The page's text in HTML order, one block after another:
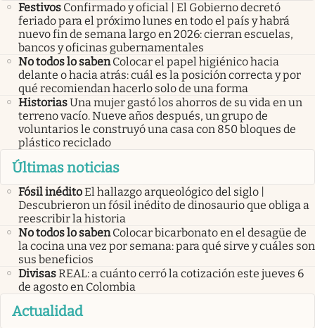
Festivos Confirmado y oficial | El Gobierno decretó
feriado para el próximo lunes en todo el país y habrá
nuevo fin de semana largo en 2026: cierran escuelas,
bancos y oficinas gubernamentales
No todos lo saben Colocar el papel higiénico hacia
delante o hacia atrás: cuál es la posición correcta y por
qué recomiendan hacerlo solo de una forma
HistoriasUna mujer gastó los ahorros de su vida en un
terreno vacío. Nueve años después, un grupo de
voluntarios le construyó una casa con 850 bloques de
plástico reciclado
Últimas noticias
Fósil inéditoEl hallazgo arqueológico del siglo |
Descubrieron un fósil inédito de dinosaurio que obliga a
reescribir la historia
No todos lo saben Colocar bicarbonato en el desagüe de
la cocina una vez por semana: para qué sirve y cuáles son
sus beneficios
DivisasREAL: a cuánto cerró la cotización este jueves 6
de agosto en Colombia
Actualidad